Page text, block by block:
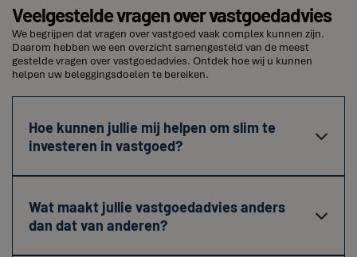
Veelgestelde vragen over vastgoedadvies
We begrijpen dat vragen over vastgoed vaak complex kunnen zijn.
Daarom hebben we een overzicht samengesteld van de meest
gestelde vragen over vastgoedadvies. Ontdek hoe wij u kunnen
helpen uw beleggingsdoelen te bereiken.
Hoe kunnen jullie mij helpen om slim te
investeren in vastgoed?

Wat maakt jullie vastgoedadvies anders
dan dat van anderen?
